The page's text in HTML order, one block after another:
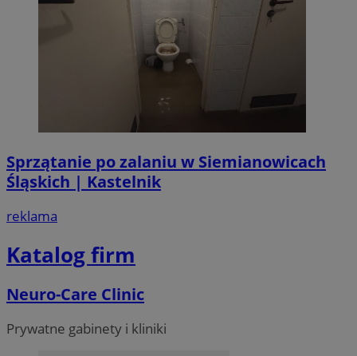
Sprzątanie po zalaniu w Siemianowicach
Śląskich | Kastelnik
reklama
Katalog firm
Neuro-Care Clinic
Prywatne gabinety i kliniki